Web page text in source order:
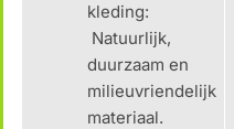
kleding:
Natuurlijk,
duurzaam en
milieuvriendelijk
materiaal.